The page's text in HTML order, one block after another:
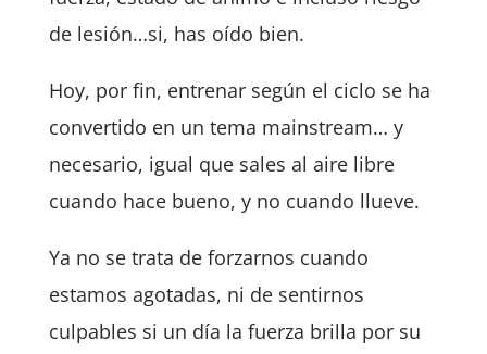
de lesión…si, has oído bien.
Hoy, por fin, entrenar según el ciclo se ha
convertido en un tema mainstream… y
necesario, igual que sales al aire libre
cuando hace bueno, y no cuando llueve.
Ya no se trata de forzarnos cuando
estamos agotadas, ni de sentirnos
culpables si un día la fuerza brilla por su